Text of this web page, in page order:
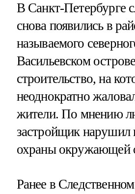
В Санкт-Петербурге
снова появились в
называемого
Васильевском
строительство, на
неоднократно
жители. По мнению
застройщик нарушил
охраны окружающей
Ранее в